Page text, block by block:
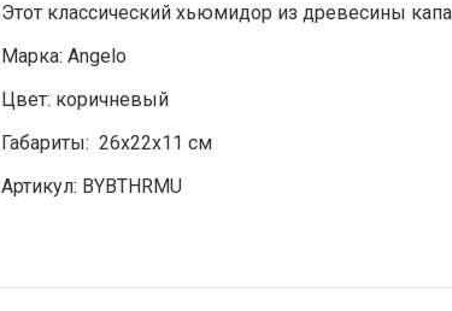
Этот классический хьюмидор из древесины
Марка: Angelo
Цвет: коричневый
Габариты: 26x22x11 см
Артикул: BYBTHRMU